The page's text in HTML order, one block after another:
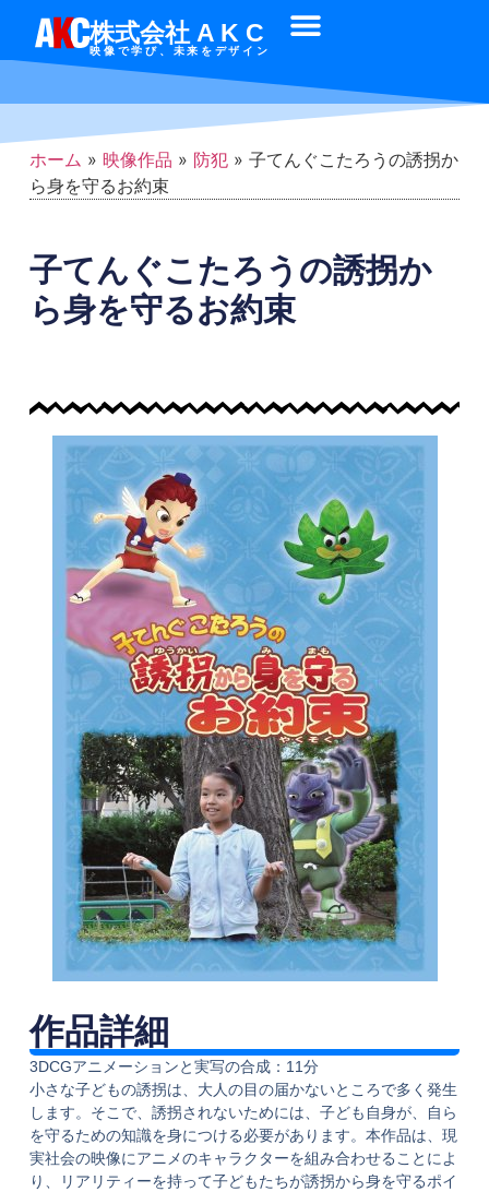
株式会社 A K C
映像で学び、未来をデザイン
ホーム » 映像作品 » 防犯 » 子てんぐこたろうの誘拐か
ら身を守るお約束
子てんぐこたろうの誘拐か
ら身を守るお約束
作品詳細
3DCGアニメーションと実写の合成：11分
小さな子どもの誘拐は、大人の目の届かないところで多く発生
します。そこで、誘拐されないためには、子ども自身が、自ら
を守るための知識を身につける必要があります。本作品は、現
実社会の映像にアニメのキャラクターを組み合わせることによ
り、リアリティーを持って子どもたちが誘拐から身を守るポイ